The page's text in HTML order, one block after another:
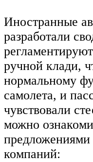
Иностранные
разработали
ручной клади,
нормальному
самолета, и
чувствовали
можно
компаний: